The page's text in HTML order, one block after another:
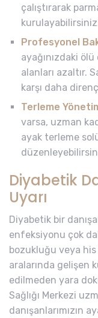
çalıştırarak
Profesyonel
ayağınızdaki
alanları azaltır.
karşı daha
Terleme
varsa, uzman
ayak terleme
Diyabetik
Uyarı
Diyabetik bir
enfeksiyonu çok
bozukluğu veya his
aralarında gelişen
edilmeden yara
Sağlığı Merkezi
danışanlarımızın